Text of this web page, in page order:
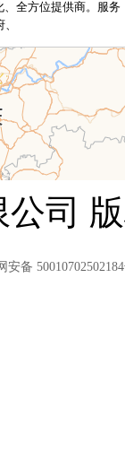
司
安备